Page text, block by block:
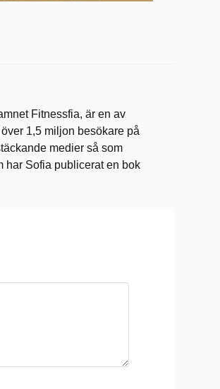
Fitnessfia, är en av
1,5 miljon besökare på
medier så som
har Sofia publicerat en bok